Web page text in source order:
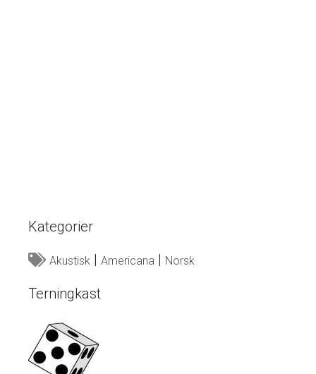
Kategorier
Akustisk Americana Norsk
Terningkast